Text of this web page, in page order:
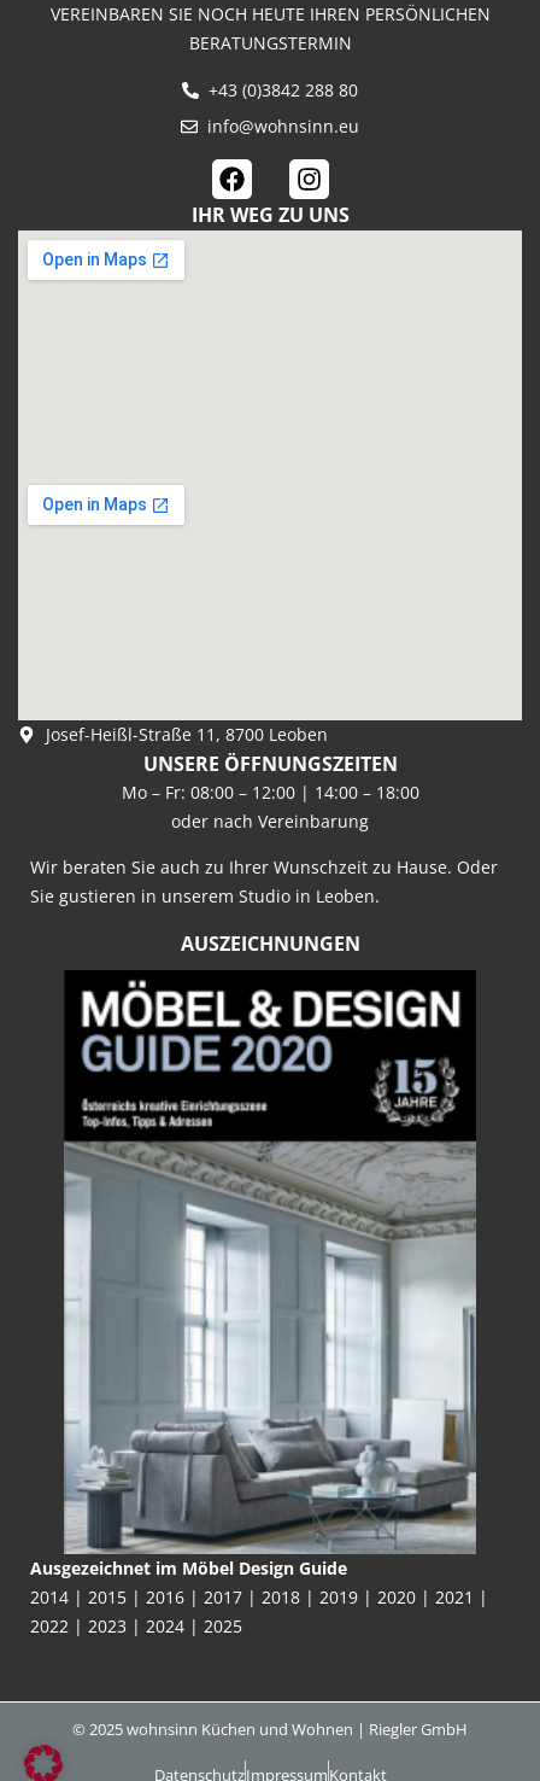
VEREINBAREN SIE NOCH HEUTE IHREN PERSÖNLICHEN
BERATUNGSTERMIN
+43 (0)3842 288 80
info@wohnsinn.eu
IHR WEG ZU UNS
Josef-Heißl-Straße 11, 8700 Leoben
UNSERE ÖFFNUNGSZEITEN
Mo – Fr: 08:00 – 12:00 | 14:00 – 18:00
oder nach Vereinbarung
Wir beraten Sie auch zu Ihrer Wunschzeit zu Hause. Oder
Sie gustieren in unserem Studio in Leoben.
AUSZEICHNUNGEN
Ausgezeichnet im Möbel Design Guide
2014 | 2015 | 2016 | 2017 | 2018 | 2019 | 2020 | 2021 |
2022 | 2023 | 2024 | 2025
© 2025 wohnsinn Küchen und Wohnen | Riegler GmbH
DatenschutzImpressumKontakt